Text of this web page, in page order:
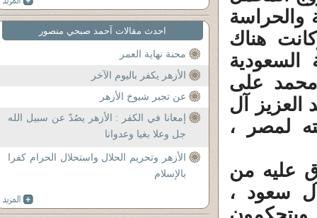
والحراسة
هناك
السعودية
محمد على
العزيز آل
لمصر ،
عليه من
سعود ،
احدث مقالات آحمد صبحي منصور
محنة نهاية العمر
الأزهر يكفر باليوم الآخر
عن تجبر شيوخ الأزهر
إمعانا في الكفر : الأزهر يصُدّ عن سبيل الله
جل وعلا بغيا وعدوانا
الأزهر وتحريم الحلال واستحلال الحرام كفرا
بالإسلام